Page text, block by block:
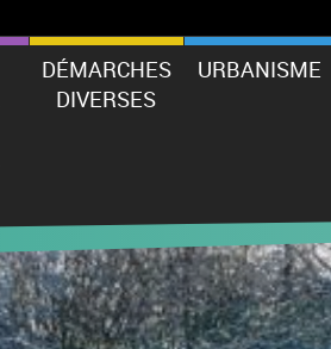
DÉMARCHES
DIVERSES
URBANISME